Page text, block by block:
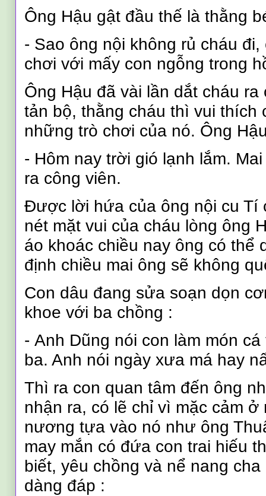
Ông Hậu gật đầu thế là thằng
- Sao ông nội không rủ cháu
chơi với mấy con ngỗng trong
Ông Hậu đã vài lần dắt cháu
tản bộ, thằng cháu thì vui thích
những trò chơi của nó. Ông
- Hôm nay trời gió lạnh lắm.
ra công viên.
Được lời hứa của ông nội cu Tí
nét mặt vui của cháu lòng ông
áo khoác chiều nay ông có thể
định chiều mai ông sẽ không
Con dâu đang sửa soạn dọn
khoe với ba chồng :
- Anh Dũng nói con làm món
ba. Anh nói ngày xưa má hay
Thì ra con quan tâm đến ông
nhận ra, có lẽ chỉ vì mặc cảm
nương tựa vào nó như ông
may mắn có đứa con trai hiếu
biết, yêu chồng và nể nang
dàng đáp :